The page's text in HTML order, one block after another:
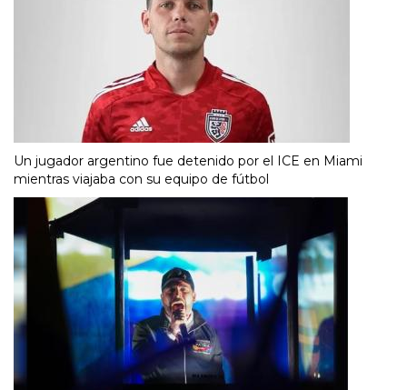
Un jugador argentino fue detenido por el ICE en Miami
mientras viajaba con su equipo de fútbol